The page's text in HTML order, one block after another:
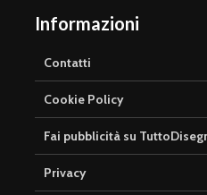
Informazioni
Contatti
Cookie Policy
Fai pubblicità su
Privacy